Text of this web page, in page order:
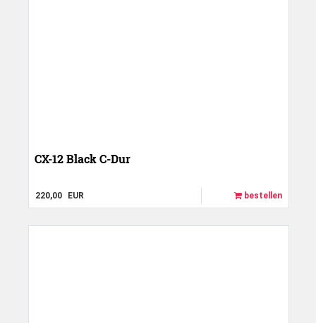
CX-12 Black C-Dur
220,00 EUR bestellen